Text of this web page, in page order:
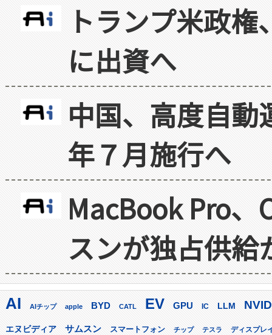
トランプ米政
に出資へ
中国、高度自
年７月施行へ
MacBook Pro
スンが独占供給
AI AIチップ apple BYD CATL EV GPU IC LLM
エヌビディア サムスン スマートフォン チップ テスラ ディスプレ